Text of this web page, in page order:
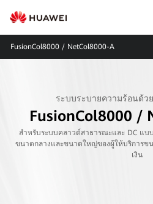
FusionCol8000 / NetCol8000-A
ระบบระบายความร้อนด้ว
FusionCol8000 /
สําหรับระบบคลาวด์สาธารณะและ DC แ
ขนาดกลางและขนาดใหญ่ของผู้ให้บริการข
เงิน